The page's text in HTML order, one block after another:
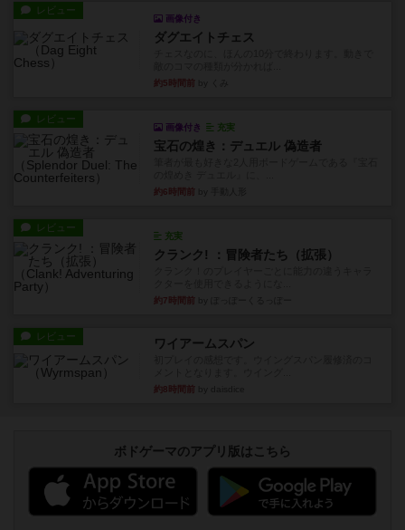
レビュー
画像付き
ダグエイトチェス
約5時間前
レビュー
画像付き 充実
宝石の煌き：デュエル 偽造者
約6時間前
レビュー
充実
クランク! ：冒険者たち（拡張）
約7時間前
レビュー ワイアームスパン
約8時間前
ボドゲーマのアプリ版はこちら